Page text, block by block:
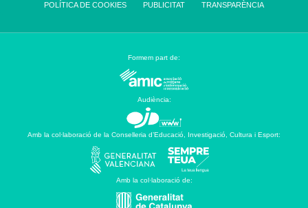
POLÍTICA DE COOKIES PUBLICITAT TRANSPARÈNCIA
Formem part de:
Audiència:
Amb la col·laboració de la Conselleria d’Educació, Investigació, Cultura i Esport:
Amb la col·laboració de: